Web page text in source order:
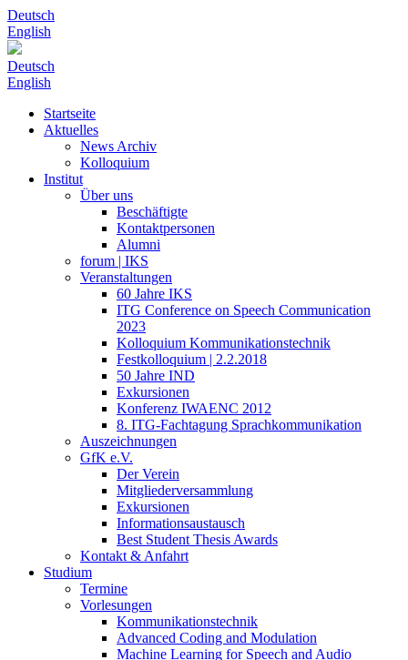
Deutsch
English
Deutsch
English
Startseite
Aktuelles
News Archiv
Kolloquium
Institut
Über uns
Beschäftigte
Kontaktpersonen
Alumni
forum | IKS
Veranstaltungen
60 Jahre IKS
ITG Conference on Speech Communication
2023
Kolloquium Kommunikationstechnik
Festkolloquium | 2.2.2018
50 Jahre IND
Exkursionen
Konferenz IWAENC 2012
8. ITG-Fachtagung Sprachkommunikation
Auszeichnungen
GfK e.V.
Der Verein
Mitgliederversammlung
Exkursionen
Informationsaustausch
Best Student Thesis Awards
Kontakt & Anfahrt
Studium
Termine
Vorlesungen
Kommunikationstechnik
Advanced Coding and Modulation
Machine Learning for Speech and Audio